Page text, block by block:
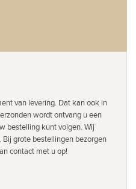
van levering. Dat kan ook in
wordt ontvang u een
bestelling kunt volgen. Wij
grote bestellingen bezorgen
contact met u op!